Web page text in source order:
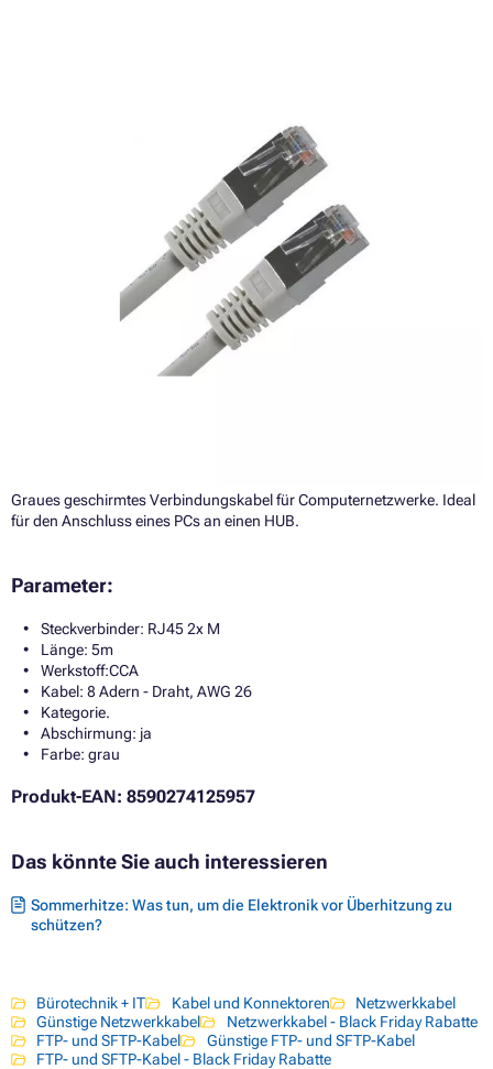
Graues geschirmtes Verbindungskabel für Computernetzwerke. Ideal
für den Anschluss eines PCs an einen HUB.
Parameter:
Steckverbinder: RJ45 2x M
Länge: 5m
Werkstoff:CCA
Kabel: 8 Adern - Draht, AWG 26
Kategorie.
Abschirmung: ja
Farbe: grau
Produkt-EAN: 8590274125957
Das könnte Sie auch interessieren
Sommerhitze: Was tun, um die Elektronik vor Überhitzung zu
schützen?
Bürotechnik + IT Kabel und Konnektoren
Netzwerkkabel
Günstige Netzwerkkabel
Netzwerkkabel - Black Friday Rabatte
FTP- und SFTP-Kabel
Günstige FTP- und SFTP-Kabel
FTP- und SFTP-Kabel - Black Friday Rabatte